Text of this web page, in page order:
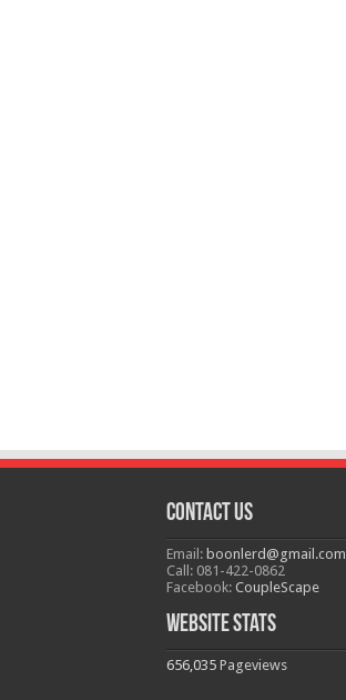
Contact Us
Email: boonlerd@gmail.com
Call: 081-422-0862
Facebook: CoupleScape
Website Stats
656,035 Pageviews